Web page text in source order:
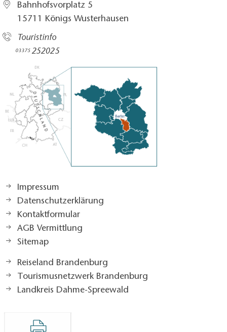
Bahnhofsvorplatz 5​
15711 Königs Wusterhausen
Touristinfo
03375252025​
Impressum
Datenschutzerklärung
Kontaktformular
AGB Vermittlung
Sitemap
Reiseland Brandenburg
Tourismusnetzwerk Brandenburg
Landkreis Dahme-Spreewald